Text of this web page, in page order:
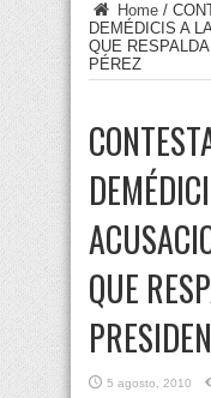
Home /
DEMÉDICIS A
QUE
PÉREZ
QUE
5 agosto, 2010